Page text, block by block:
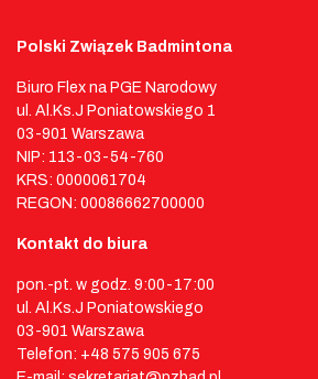
Polski Związek Badmintona
Biuro Flex na PGE Narodowy
ul. Al.Ks.J Poniatowskiego 1
03-901 Warszawa
NIP: 113-03-54-760
KRS: 0000061704
REGON: 00086662700000
Kontakt do biura
pon.-pt. w godz. 9:00-17:00
ul. Al.Ks.J Poniatowskiego
03-901 Warszawa
Telefon: +48 575 905 675